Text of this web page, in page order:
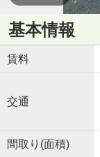
基本情報
賃料
交通
間取り(面積)